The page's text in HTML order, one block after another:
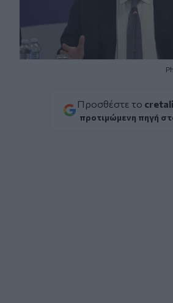
Προσθέστε το
προτιμώμενη πηγή